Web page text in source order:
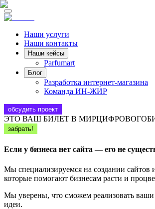
Наши услуги
Наши контакты
Наши кейсы
Parfumart
Блог
Разработка интернет-магазина
Команда ИН-ЖИР
обсудить проект
ЭТО ВАШ БИЛЕТ В МИРЦИФРОВОГО
забрать!
Если у бизнеса нет сайта — его не
Мы специализируемся на создании сайтов
которые помогают бизнесам расти и
Мы уверены, что сможем реализовать
идеи.